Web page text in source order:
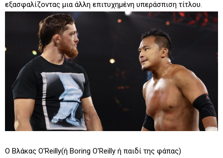
εξασφαλίζοντας μια άλλη επιτυχημένη υπεράσπιση τίτλου.
Ο Βλάκας O'Reilly(ή Boring O'Reilly ή παιδί της φάπας)